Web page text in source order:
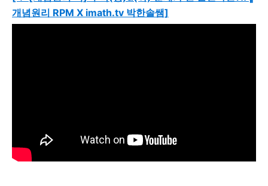
개념원리 RPM X imath.tv 박한솔쌤]